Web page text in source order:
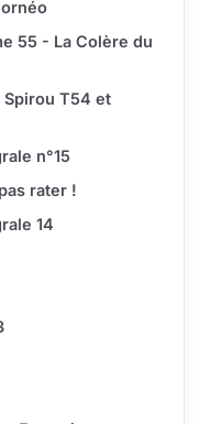
55 - La Colère du
T54 et
n°15
rater !
14